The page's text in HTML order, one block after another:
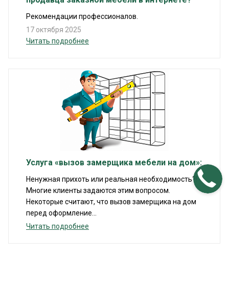
Рекомендации профессионалов.
17 октября 2025
Читать подробнее
Услуга «вызов замерщика мебели на дом»:
Ненужная прихоть или реальная необходимость?!
Многие клиенты задаются этим вопросом.
Некоторые считают, что вызов замерщика на дом
перед оформление...
Читать подробнее